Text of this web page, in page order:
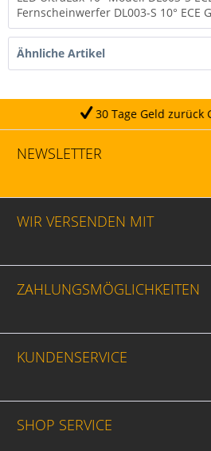
Fernscheinwerfer DL003-S 10° ECE
Ähnliche Artikel
Geld zurück Garantie
NEWSLETTER
WIR VERSENDEN MIT
ZAHLUNGSMÖGLICHKEITEN
KUNDENSERVICE
SHOP SERVICE